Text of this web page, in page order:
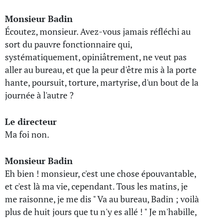
Monsieur Badin
Écoutez, monsieur. Avez-vous jamais réfléchi au
sort du pauvre fonctionnaire qui,
systématiquement, opiniâtrement, ne veut pas
aller au bureau, et que la peur d'être mis à la porte
hante, poursuit, torture, martyrise, d'un bout de la
journée à l'autre ?
Le directeur
Ma foi non.
Monsieur Badin
Eh bien ! monsieur, c'est une chose épouvantable,
et c'est là ma vie, cependant. Tous les matins, je
me raisonne, je me dis " Va au bureau, Badin ; voilà
plus de huit jours que tu n'y es allé ! " Je m'habille,